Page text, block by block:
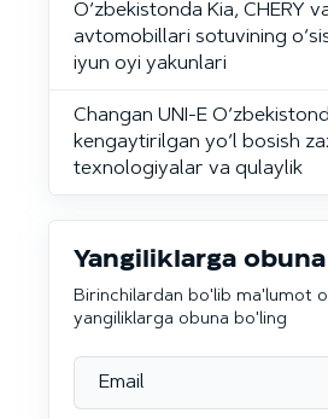
O‘zbekistonda Kia, CHERY
avtomobillari sotuvining
iyun oyi yakunlari
Changan UNI-E
kengaytirilgan yo‘l bosish
texnologiyalar va qulaylik
Yangiliklarga
Birinchilardan bo'lib ma'lumot
yangiliklarga obuna bo'ling